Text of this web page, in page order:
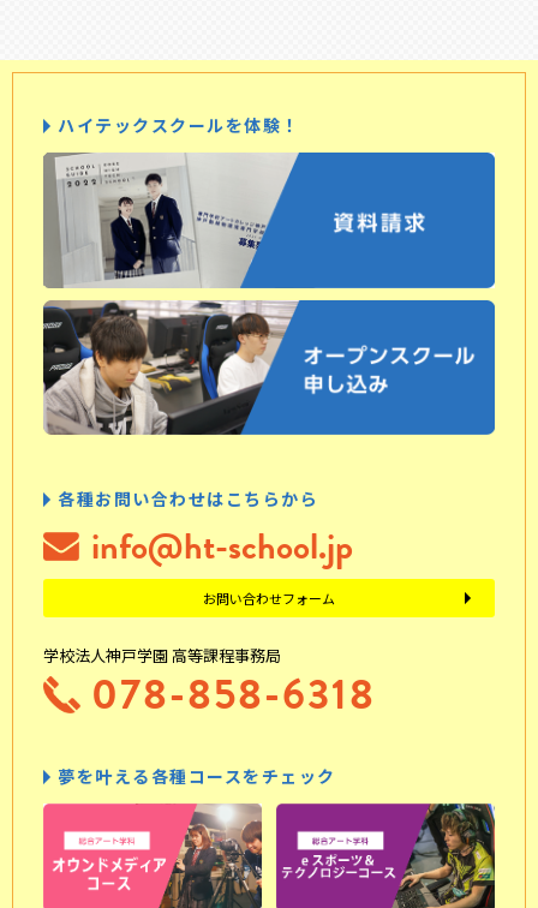
ハイテックスクールを体験！
各種お問い合わせはこちらから
info@ht-school.jp
お問い合わせフォーム
学校法人神戸学園 高等課程事務局
078-858-6318
夢を叶える各種コースをチェック